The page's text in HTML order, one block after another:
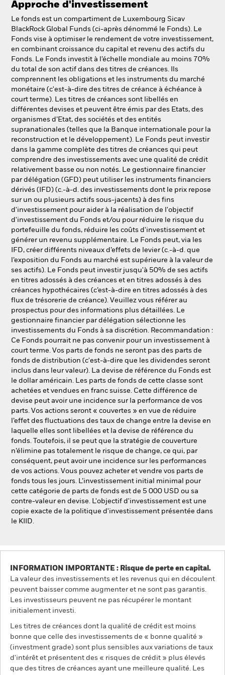
NL FR
BlackRock
iShares
Aladdin
Notre société
Approche d'investissement
Le fonds est un compartiment de Luxembourg Sicav
BlackRock Global Funds (ci-après dénommé le Fonds). Le
Fonds vise à optimiser le rendement de votre investissement,
en combinant croissance du capital et revenu des actifs du
Fonds. Le Fonds investit à l’échelle mondiale au moins 70%
du total de son actif dans des titres de créances. Ils
comprennent les obligations et les instruments du marché
monétaire (c'est-à-dire des titres de créance à échéance à
court terme). Les titres de créances sont libellés en
différentes devises et peuvent être émis par des Etats, des
organismes d’Etat, des sociétés et des entités
supranationales (telles que la Banque internationale pour la
reconstruction et le développement). Le Fonds peut investir
dans la gamme complète des titres de créances qui peut
comprendre des investissements avec une qualité de crédit
relativement basse ou non notés. Le gestionnaire financier
par délégation (GFD) peut utiliser les instruments financiers
dérivés (IFD) (c.-à-d. des investissements dont le prix repose
sur un ou plusieurs actifs sous-jacents) à des fins
d'investissement pour aider à la réalisation de l'objectif
d'investissement du Fonds et/ou pour réduire le risque du
portefeuille du fonds, réduire les coûts d'investissement et
générer un revenu supplémentaire. Le Fonds peut, via les
IFD, créer différents niveaux d’effets de levier (c.-à-d. que
l’exposition du Fonds au marché est supérieure à la valeur de
ses actifs). Le Fonds peut investir jusqu'à 50% de ses actifs
en titres adossés à des créances et en titres adossés à des
créances hypothécaires (c’est-à-dire en titres adossés à des
flux de trésorerie de créance). Veuillez vous référer au
prospectus pour des informations plus détaillées. Le
gestionnaire financier par délégation sélectionne les
investissements du Fonds à sa discrétion. Recommandation :
Ce Fonds pourrait ne pas convenir pour un investissement à
court terme. Vos parts de fonds ne seront pas des parts de
fonds de distribution (c'est-à-dire que les dividendes seront
inclus dans leur valeur). La devise de référence du Fonds est
le dollar américain. Les parts de fonds de cette classe sont
achetées et vendues en franc suisse. Cette différence de
devise peut avoir une incidence sur la performance de vos
parts. Vos actions seront « couvertes » en vue de réduire
l’effet des fluctuations des taux de change entre la devise en
laquelle elles sont libellées et la devise de référence du
fonds. Toutefois, il se peut que la stratégie de couverture
n’élimine pas totalement le risque de change, ce qui, par
conséquent, peut avoir une incidence sur les performances
de vos actions. Vous pouvez acheter et vendre vos parts de
fonds tous les jours. L’investissement initial minimal pour
cette catégorie de parts de fonds est de 5 000 USD ou sa
contre-valeur en devise. L'objectif d'investissement est une
copie exacte de la politique d'investissement présentée dans
le KIID.
INFORMATION IMPORTANTE : Risque de perte en capital.
La valeur des investissements et les revenus qui en découlent
peuvent baisser comme augmenter et ne sont pas garantis.
Les investisseurs peuvent ne pas récupérer le montant
initialement investi.
Les titres de créances dont la qualité de crédit est moins
bonne que celle des investissements de « bonne qualité »
(investment grade) sont plus sensibles aux variations de taux
d'intérêt et présentent des « risques de crédit » plus élevés
que des titres de créances ayant une meilleure qualité. Les